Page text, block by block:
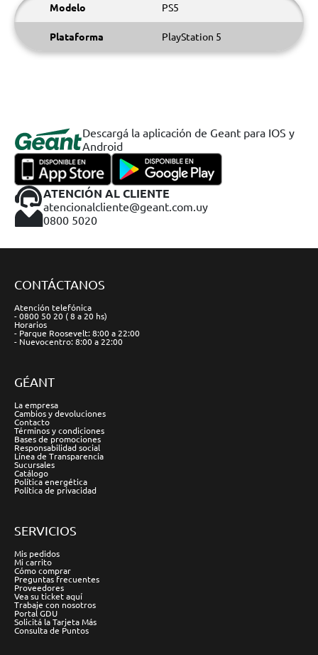
Modelo PS5
Plataforma PlayStation 5
Descargá la aplicación de Geant para IOS y
Android
ATENCIÓN AL CLIENTE
atencionalcliente@geant.com.uy
0800 5020
CONTÁCTANOS
Atención telefónica
- 0800 50 20 ( 8 a 20 hs)
Horarios
- Parque Roosevelt: 8:00 a 22:00
- Nuevocentro: 8:00 a 22:00
GÉANT
La empresa
Cambios y devoluciones
Contacto
Términos y condiciones
Bases de promociones
Responsabilidad social
Línea de Transparencia
Sucursales
Catálogo
Política energética
Política de privacidad
SERVICIOS
Mis pedidos
Mi carrito
Cómo comprar
Preguntas frecuentes
Proveedores
Vea su ticket aquí
Trabaje con nosotros
Portal GDU
Solicitá la Tarjeta Más
Consulta de Puntos